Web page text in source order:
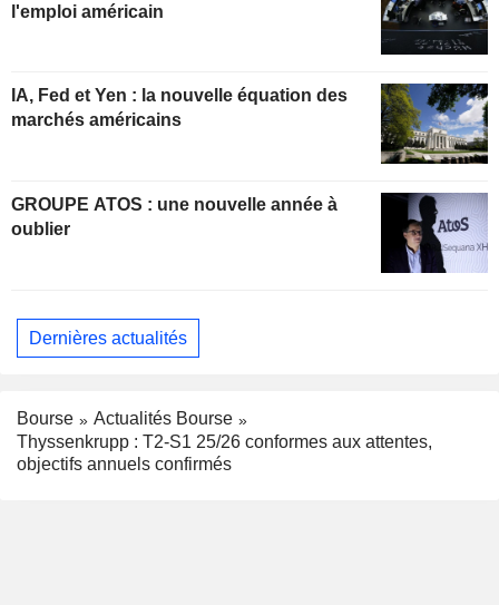
l'emploi américain
IA, Fed et Yen : la nouvelle équation des
marchés américains
GROUPE ATOS : une nouvelle année à
oublier
Dernières actualités
Bourse
Actualités Bourse
Thyssenkrupp : T2-S1 25/26 conformes aux attentes,
objectifs annuels confirmés